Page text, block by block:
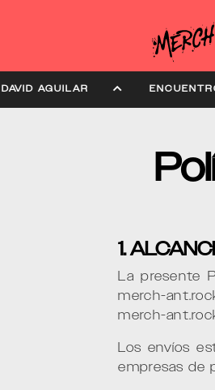
EL DAVID AGUILAR
1.
La presente
merch-
merch-
Los envíos
empresas de